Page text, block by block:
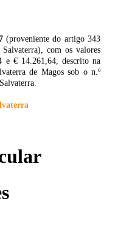
(proveniente do artigo 343
com os valores
e € 14.261,64, descrito na
de Magos sob o n.º